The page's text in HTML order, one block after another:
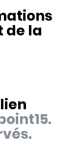
de la